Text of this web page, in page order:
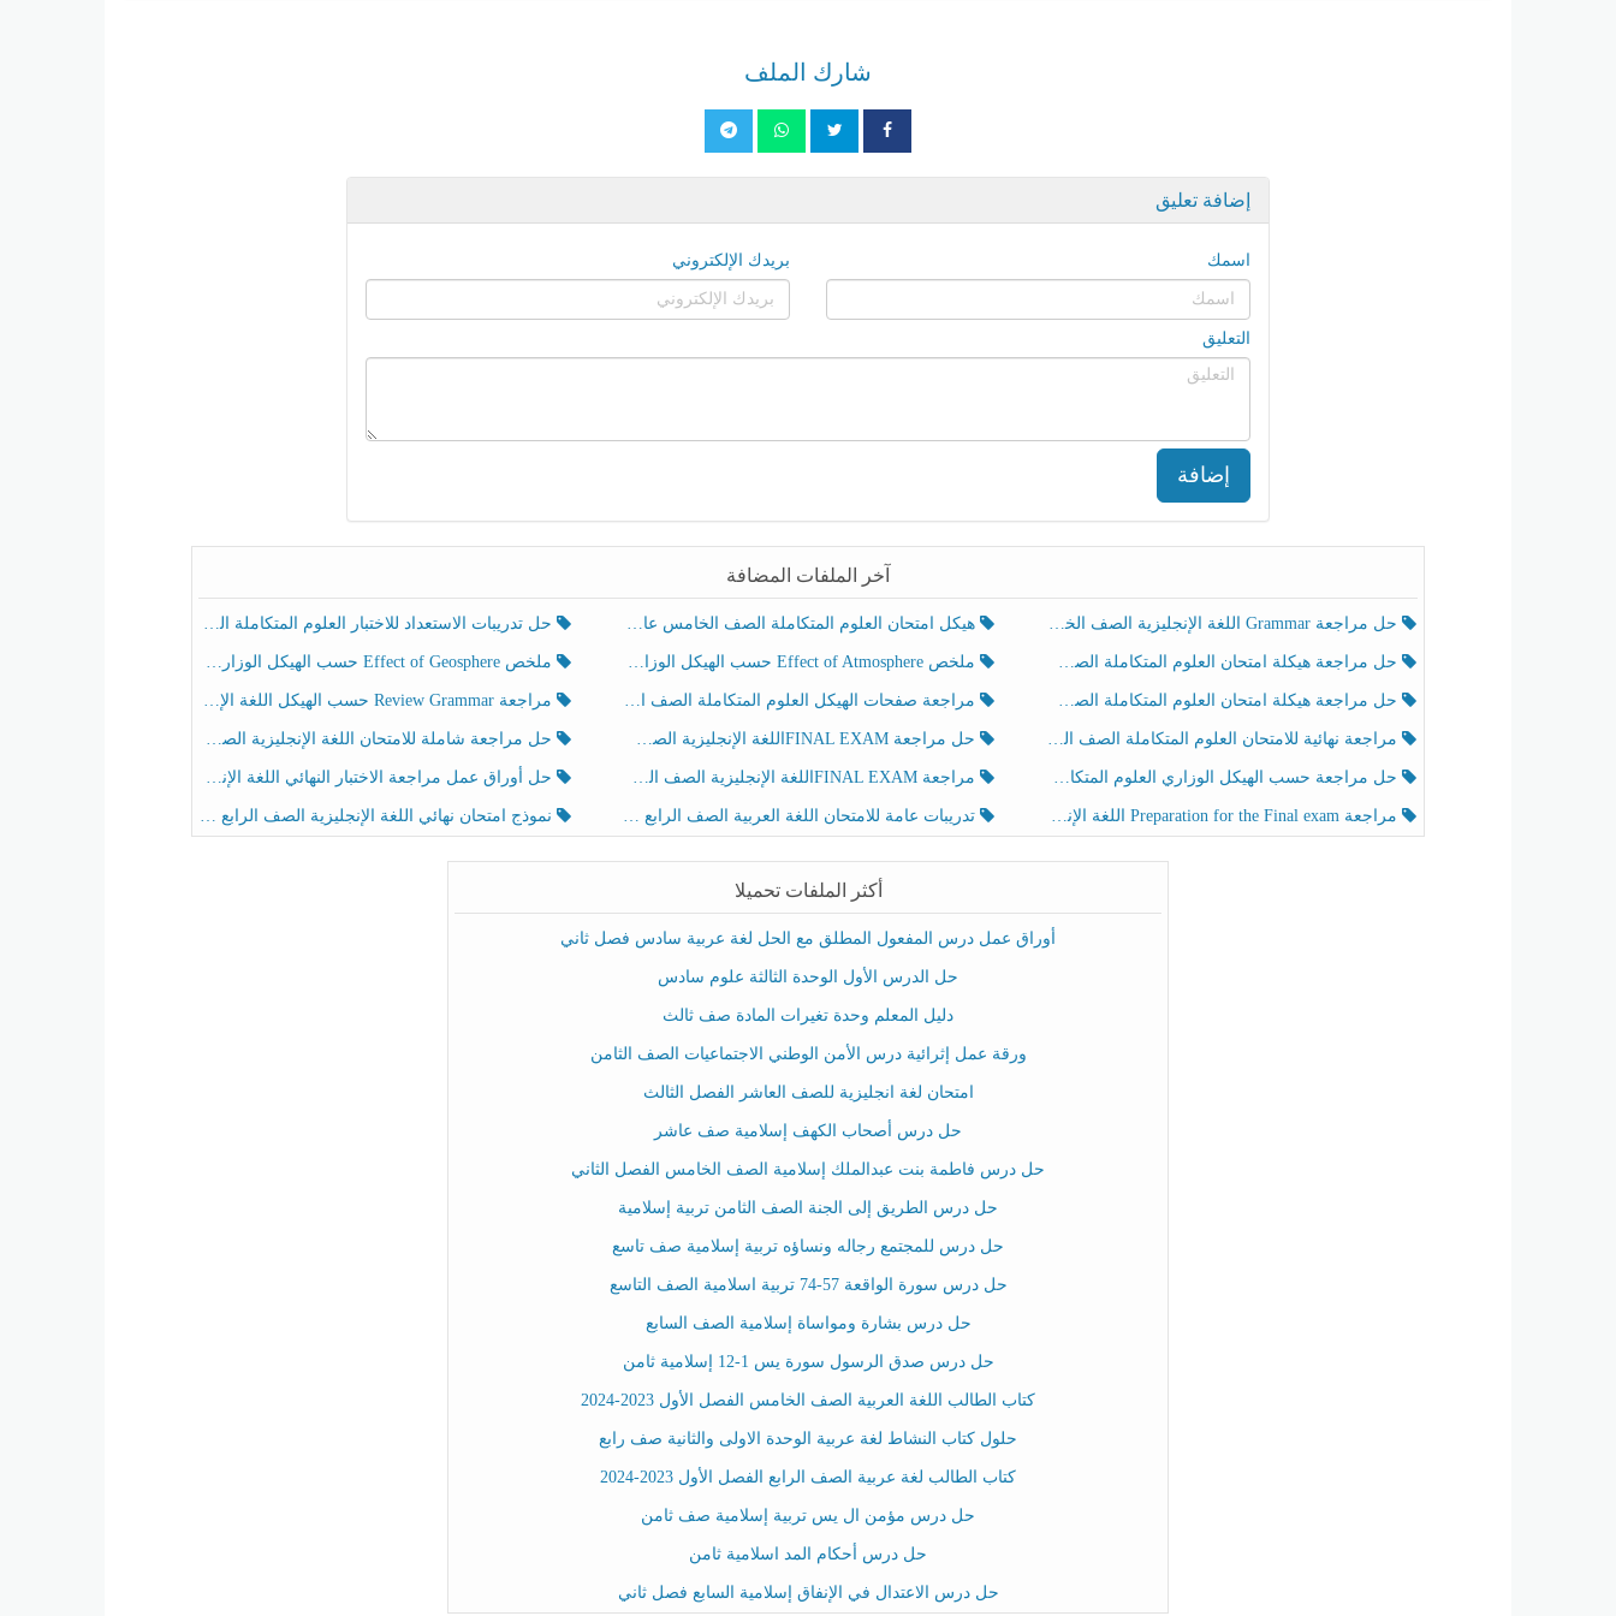
شارك الملف
إضافة تعليق
اسمك بريدك الإلكتروني
التعليق
إضافة
آخر الملفات المضافة
حل مراجعة Grammar اللغة الإنجليزية الصف الخامس الفصل الثالث هيكل امتحان العلوم المتكاملة الصف الخامس عام الفصل الدراسي الثالث 2025-2026 حل تدريبات الاستعداد للاختبار العلوم المتكاملة الصف الخامس عام الفصل الثالث
حل مراجعة هيكلة امتحان العلوم المتكاملة الصف الخامس انسبير الفصل الثالث ملخص Effect of Atmosphere حسب الهيكل الوزاري العلوم المتكاملة الصف الخامس انسبير الفصل الثالث ملخص Effect of Geosphere حسب الهيكل الوزاري العلوم المتكاملة الصف الخامس انسبير الفصل الثالث
حل مراجعة هيكلة امتحان العلوم المتكاملة الصف الخامس عام الفصل الثالث مراجعة صفحات الهيكل العلوم المتكاملة الصف الخامس انسبير الفصل الثالث مراجعة Review Grammar حسب الهيكل اللغة الإنجليزية الصف الخامس الفصل الثالث
مراجعة نهائية للامتحان العلوم المتكاملة الصف الخامس انسبير الفصل الثالث حل مراجعة FINAL EXAMاللغة الإنجليزية الصف الخامس الفصل الثالث حل مراجعة شاملة للامتحان اللغة الإنجليزية الصف الخامس الفصل الثالث
حل مراجعة حسب الهيكل الوزاري العلوم المتكاملة الصف الخامس عام الفصل الثالث مراجعة FINAL EXAMاللغة الإنجليزية الصف الخامس الفصل الثالث حل أوراق عمل مراجعة الاختبار النهائي اللغة الإنجليزية الصف الرابع الفصل الثالث
مراجعة Preparation for the Final exam اللغة الإنجليزية الصف الرابع الفصل الثالث تدريبات عامة للامتحان اللغة العربية الصف الرابع الفصل الثالث نموذج امتحان نهائي اللغة الإنجليزية الصف الرابع الفصل الثالث
أكثر الملفات تحميلا
أوراق عمل درس المفعول المطلق مع الحل لغة عربية سادس فصل ثاني
حل الدرس الأول الوحدة الثالثة علوم سادس
دليل المعلم وحدة تغيرات المادة صف ثالث
ورقة عمل إثرائية درس الأمن الوطني الاجتماعيات الصف الثامن
امتحان لغة انجليزية للصف العاشر الفصل الثالث
حل درس أصحاب الكهف إسلامية صف عاشر
حل درس فاطمة بنت عبدالملك إسلامية الصف الخامس الفصل الثاني
حل درس الطريق إلى الجنة الصف الثامن تربية إسلامية
حل درس للمجتمع رجاله ونساؤه تربية إسلامية صف تاسع
حل درس سورة الواقعة 57-74 تربية اسلامية الصف التاسع
حل درس بشارة ومواساة إسلامية الصف السابع
حل درس صدق الرسول سورة يس 1-12 إسلامية ثامن
كتاب الطالب اللغة العربية الصف الخامس الفصل الأول 2023-2024
حلول كتاب النشاط لغة عربية الوحدة الاولى والثانية صف رابع
كتاب الطالب لغة عربية الصف الرابع الفصل الأول 2023-2024
حل درس مؤمن ال يس تربية إسلامية صف ثامن
حل درس أحكام المد اسلامية ثامن
حل درس الاعتدال في الإنفاق إسلامية السابع فصل ثاني